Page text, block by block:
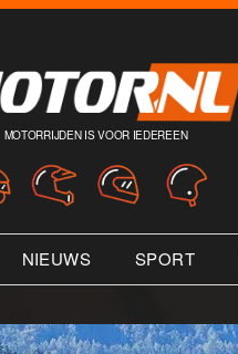
MOTORRIJDEN IS VOOR IEDEREEN
NIEUWS SPORT